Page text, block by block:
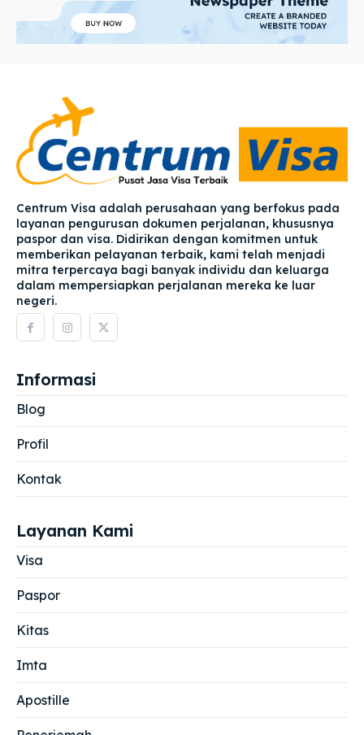
Centrum Visa adalah perusahaan yang berfokus pada
layanan pengurusan dokumen perjalanan, khususnya
paspor dan visa. Didirikan dengan komitmen untuk
memberikan pelayanan terbaik, kami telah menjadi
mitra terpercaya bagi banyak individu dan keluarga
dalam mempersiapkan perjalanan mereka ke luar
negeri.
Informasi
Blog
Profil
Kontak
Layanan Kami
Visa
Paspor
Kitas
Imta
Apostille